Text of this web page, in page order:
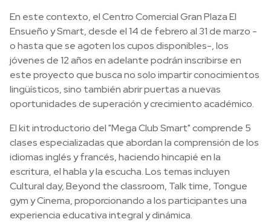
En este contexto, el Centro Comercial Gran Plaza El
Ensueño y Smart, desde el 14 de febrero al 31 de marzo -
o hasta que se agoten los cupos disponibles-, los
jóvenes de 12 años en adelante podrán inscribirse en
este proyecto que busca no solo impartir conocimientos
lingüísticos, sino también abrir puertas a nuevas
oportunidades de superación y crecimiento académico.
El kit introductorio del "Mega Club Smart" comprende 5
clases especializadas que abordan la comprensión de los
idiomas inglés y francés, haciendo hincapié en la
escritura, el habla y la escucha. Los temas incluyen
Cultural day, Beyond the classroom, Talk time, Tongue
gym y Cinema, proporcionando a los participantes una
experiencia educativa integral y dinámica.